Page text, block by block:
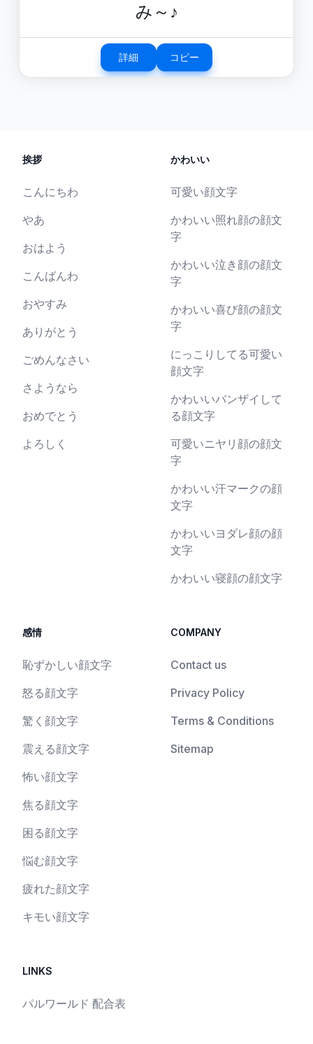
み～♪
詳細 コピー
挨拶
こんにちわ
やあ
おはよう
こんばんわ
おやすみ
ありがとう
ごめんなさい
さようなら
おめでとう
よろしく
かわいい
可愛い顔文字
かわいい照れ顔の顔文
字
かわいい泣き顔の顔文
字
かわいい喜び顔の顔文
字
にっこりしてる可愛い
顔文字
かわいいバンザイして
る顔文字
可愛いニヤリ顔の顔文
字
かわいい汗マークの顔
文字
かわいいヨダレ顔の顔
文字
かわいい寝顔の顔文字
感情
恥ずかしい顔文字
怒る顔文字
驚く顔文字
震える顔文字
怖い顔文字
焦る顔文字
困る顔文字
悩む顔文字
疲れた顔文字
キモい顔文字
COMPANY
Contact us
Privacy Policy
Terms & Conditions
Sitemap
LINKS
パルワールド 配合表